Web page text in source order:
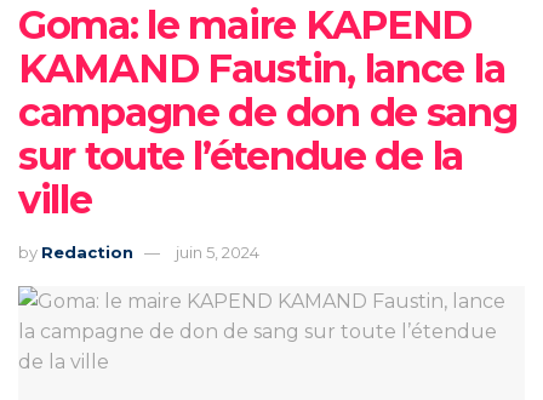
Goma: le maire KAPEND
KAMAND Faustin, lance la
campagne de don de sang
sur toute l’étendue de la
ville
by Redaction juin 5, 2024